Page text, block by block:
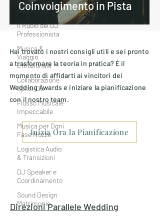
Errori Playlist
Matrimonio
Il Ruolo del DJ
Professionista
Musica &
Viaggio
Emozionale
Collaborazione
Sposi-DJ
Flusso Musicale
Impeccabile
Musica per Ogni
Fase Nozze
Logistica Audio
& Transizioni
DJ Speaker e
Coordinamento
Sound Design
Matrimonio
Coinvolgimento in Pista
Hai trovato i nostri consigli utili e sei pronto
a trasformare la teoria in pratica? È il
momento di affidarti ai vincitori dei
Wedding Awards e iniziare la pianificazione
con il nostro team.
Inizia Ora la Pianificazione
Direzioni Parallele Wedding